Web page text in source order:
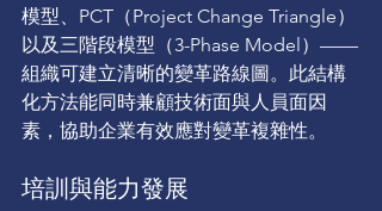
模型、PCT（Project Change Triangle）
以及三階段模型（3-Phase Model）——
組織可建立清晰的變革路線圖。此結構
化方法能同時兼顧技術面與人員面因
素，協助企業有效應對變革複雜性。
培訓與能力發展